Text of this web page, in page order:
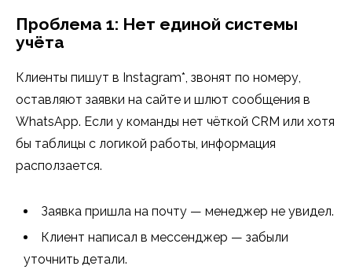
Проблема 1: Нет единой системы
учёта
Клиенты пишут в Instagram*, звонят по номеру,
оставляют заявки на сайте и шлют сообщения в
WhatsApp. Если у команды нет чёткой CRM или хотя
бы таблицы с логикой работы, информация
расползается.
Заявка пришла на почту — менеджер не увидел.
Клиент написал в мессенджер — забыли
уточнить детали.